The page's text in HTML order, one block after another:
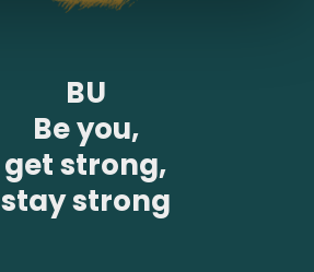
BU
Be you,
get strong,
stay strong